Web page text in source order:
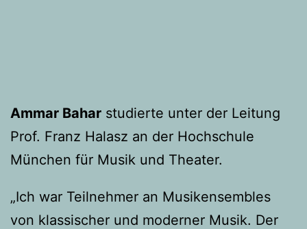
Ammar Bahar studierte unter der Leitung
Prof. Franz Halasz an der Hochschule
München für Musik und Theater.
„Ich war Teilnehmer an Musikensembles
von klassischer und moderner Musik. Der